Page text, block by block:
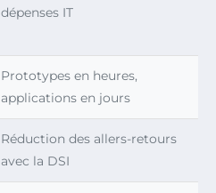
dépenses IT
Prototypes en heures,
applications en jours
Réduction des allers-retours
avec la DSI